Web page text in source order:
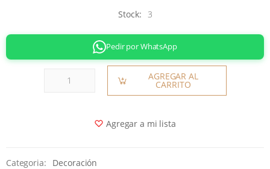
Stock: 3
Pedir por WhatsApp
AGREGAR AL
CARRITO
Agregar a mi lista
Categoria: Decoración